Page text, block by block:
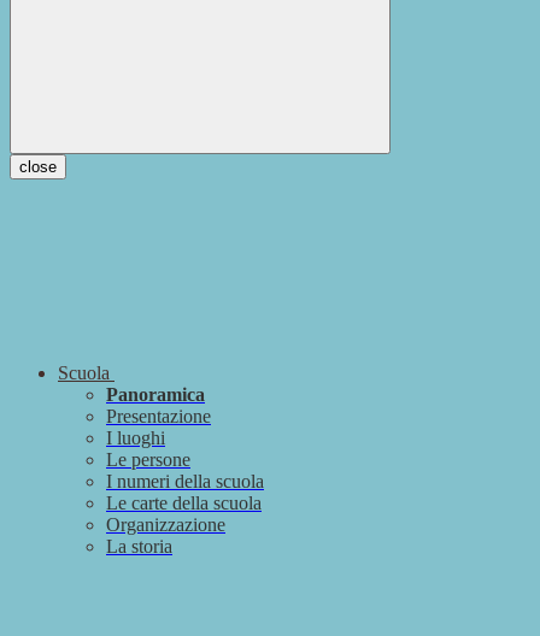
close
Scuola
Panoramica
Presentazione
I luoghi
Le persone
I numeri della scuola
Le carte della scuola
Organizzazione
La storia